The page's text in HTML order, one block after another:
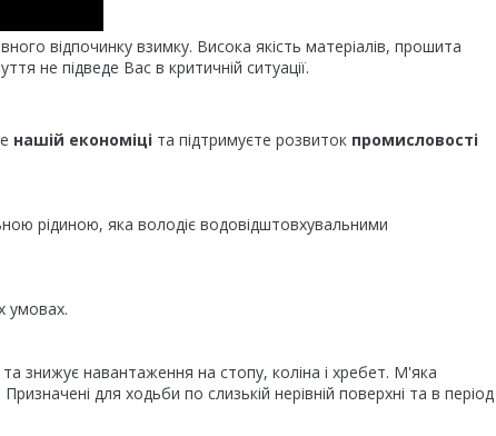
відпочинку взимку. Висока якість матеріалів, прошита
не підведе Вас в критичній ситуації.
нашій економіці та підтримуєте розвиток промисловості
рідиною, яка володіє водовідштовхувальними
умовах.
знижує навантаження на стопу, коліна і хребет. М'яка
для ходьби по слизькій нерівній поверхні та в період